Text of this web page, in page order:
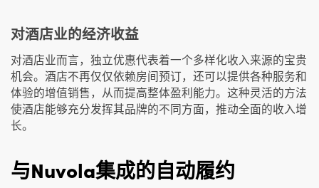
对酒店业的经济收益
对酒店业而言，独立优惠代表着一个多样化收入来源的宝贵
机会。酒店不再仅仅依赖房间预订，还可以提供各种服务和
体验的增值销售，从而提高整体盈利能力。这种灵活的方法
使酒店能够充分发挥其品牌的不同方面，推动全面的收入增
长。
与Nuvola集成的自动履约